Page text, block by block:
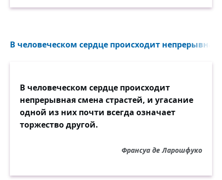
Нет, дружочек! — Это проще,
Мне тебя уже не надо —
В человеческом сердце происходит непрерывная
В человеческом сердце происходит
непрерывная смена страстей, и угасание
одной из них почти всегда означает
торжество другой.
Франсуа де Ларошфуко